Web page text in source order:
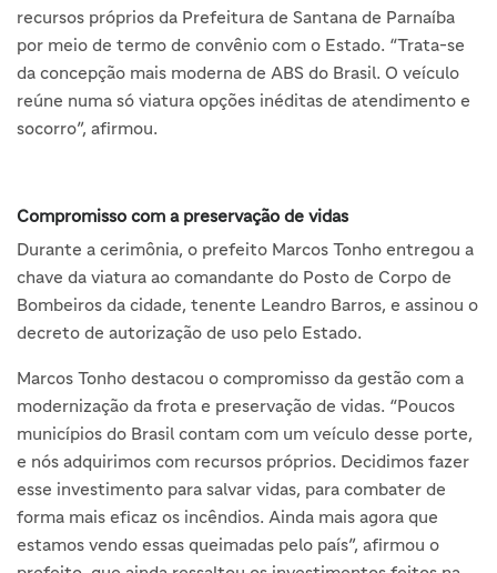
recursos próprios da Prefeitura de Santana de Parnaíba
por meio de termo de convênio com o Estado. “Trata-se
da concepção mais moderna de ABS do Brasil. O veículo
reúne numa só viatura opções inéditas de atendimento e
socorro”, afirmou.
Compromisso com a preservação de vidas
Durante a cerimônia, o prefeito Marcos Tonho entregou a
chave da viatura ao comandante do Posto de Corpo de
Bombeiros da cidade, tenente Leandro Barros, e assinou o
decreto de autorização de uso pelo Estado.
Marcos Tonho destacou o compromisso da gestão com a
modernização da frota e preservação de vidas. “Poucos
municípios do Brasil contam com um veículo desse porte,
e nós adquirimos com recursos próprios. Decidimos fazer
esse investimento para salvar vidas, para combater de
forma mais eficaz os incêndios. Ainda mais agora que
estamos vendo essas queimadas pelo país”, afirmou o